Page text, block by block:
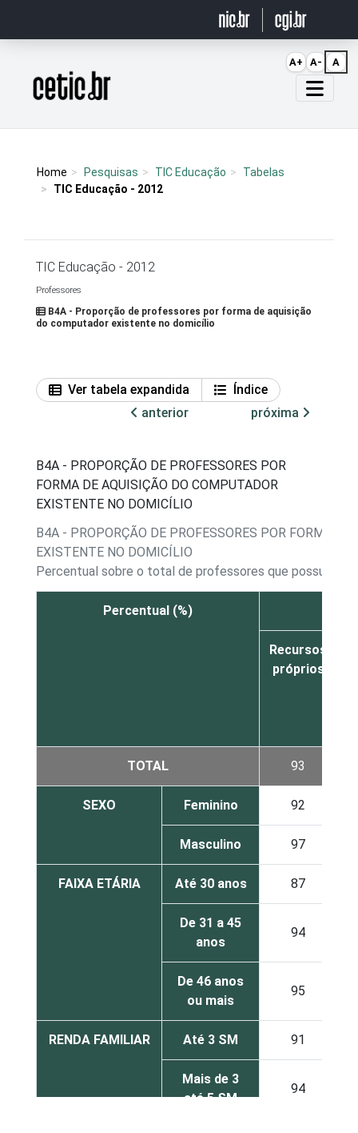
Página inicial
Home Pesquisas TIC Educação
Tabelas
TIC Educação - 2012
TIC Educação - 2012
Professores
B4A - Proporção de professores por forma de aquisição
do computador existente no domicílio
Ver tabela expandida
Índice
anterior
próxima
B4A - PROPORÇÃO DE PROFESSORES POR
FORMA DE AQUISIÇÃO DO COMPUTADOR
EXISTENTE NO DOMICÍLIO
B4A - PROPORÇÃO DE PROFESSORES POR FORMA
EXISTENTE NO DOMICÍLIO
Percentual sobre o total de professores que possuem
Percentual (%)
Recursos
próprios
TOTAL 93
SEXO Feminino 92
Masculino 97
FAIXA ETÁRIA Até 30 anos 87
De 31 a 45
anos
94
De 46 anos
ou mais
95
RENDA FAMILIAR Até 3 SM 91
Mais de 3
até 5 SM
94
A+ A- A